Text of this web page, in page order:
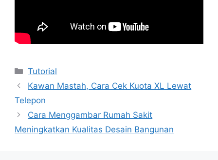
Kategori
Tutorial
Kawan Mastah, Cara Cek Kuota XL Lewat
Telepon
Cara Menggambar Rumah Sakit
Meningkatkan Kualitas Desain Bangunan